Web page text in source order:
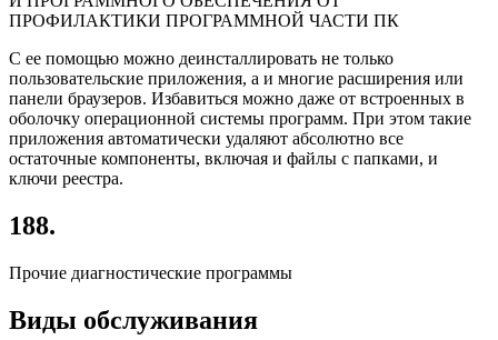
С ее помощью можно деинсталлировать не только
пользовательские приложения, а и многие расширения или
панели браузеров. Избавиться можно даже от встроенных в
оболочку операционной системы программ. При этом такие
приложения автоматически удаляют абсолютно все
остаточные компоненты, включая и файлы с папками, и
ключи реестра.
188.
Прочие диагностические программы
Виды обслуживания